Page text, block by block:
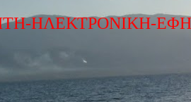
ΗΛΕΚΤΡΟΝΙΚΗ-